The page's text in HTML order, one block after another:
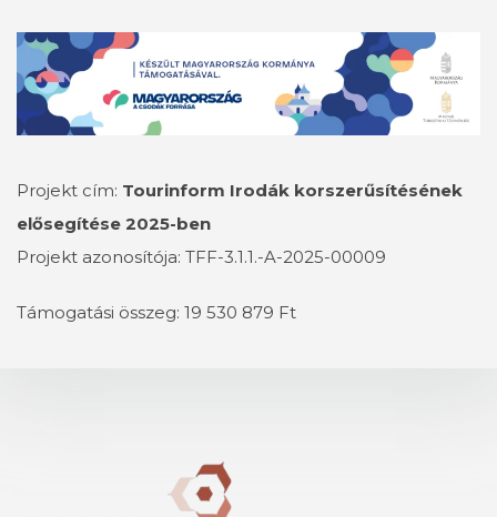
Projekt cím: Tourinform Irodák korszerűsítésének
elősegítése 2025-ben
Projekt azonosítója: TFF-3.1.1.-A-2025-00009
Támogatási összeg: 19 530 879 Ft